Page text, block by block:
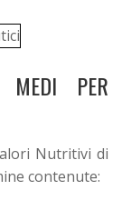
MEDI PER
Nutritivi di
contenute: